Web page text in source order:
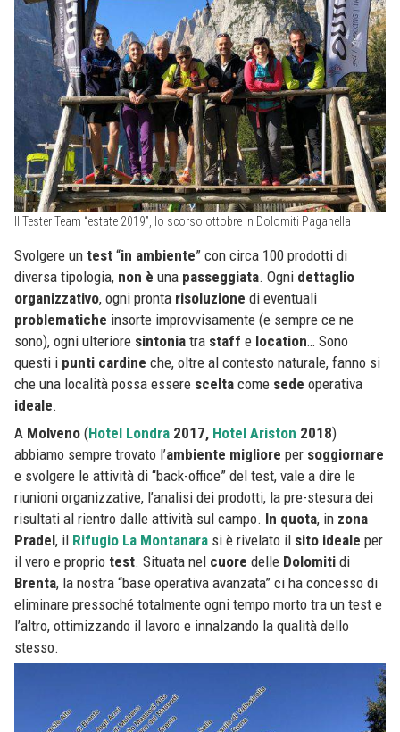
Il Tester Team “estate 2019”, lo scorso ottobre in Dolomiti Paganella
Svolgere un test “in ambiente” con circa 100 prodotti di
diversa tipologia, non è una passeggiata. Ogni dettaglio
organizzativo, ogni pronta risoluzione di eventuali
problematiche insorte improvvisamente (e sempre ce ne
sono), ogni ulteriore sintonia tra staff e location… Sono
questi i punti cardine che, oltre al contesto naturale, fanno si
che una località possa essere scelta come sede operativa
ideale.
A Molveno (Hotel Londra 2017, Hotel Ariston 2018)
abbiamo sempre trovato l’ambiente migliore per soggiornare
e svolgere le attività di “back-office” del test, vale a dire le
riunioni organizzative, l’analisi dei prodotti, la pre-stesura dei
risultati al rientro dalle attività sul campo. In quota, in zona
Pradel, il Rifugio La Montanara si è rivelato il sito ideale per
il vero e proprio test. Situata nel cuore delle Dolomiti di
Brenta, la nostra “base operativa avanzata” ci ha concesso di
eliminare pressoché totalmente ogni tempo morto tra un test e
l’altro, ottimizzando il lavoro e innalzando la qualità dello
stesso.